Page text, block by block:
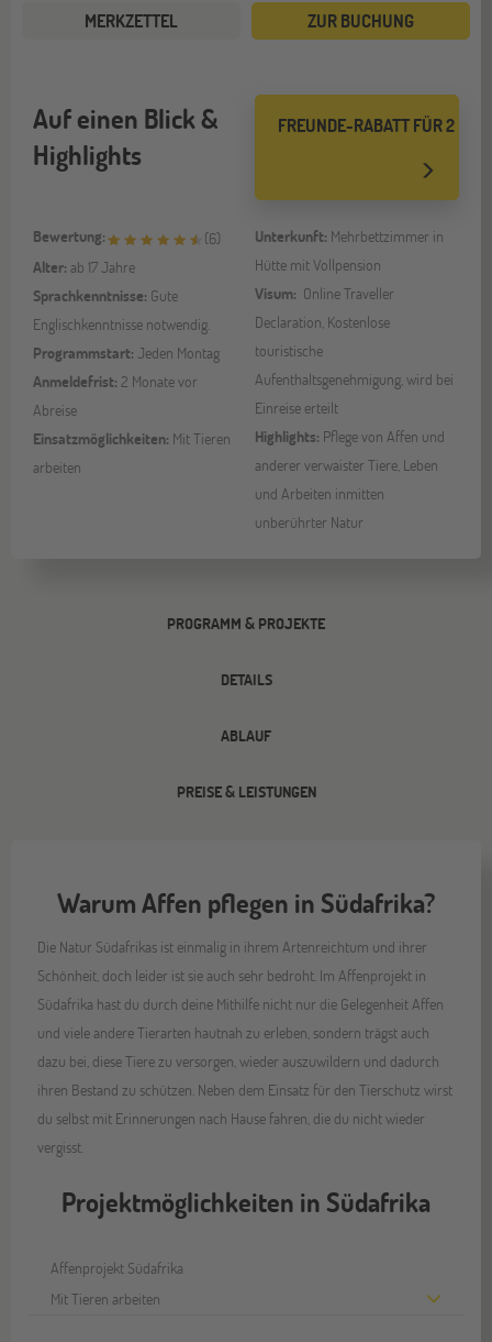
MERKZETTEL ZUR BUCHUNG
FREUNDE-RABATT FÜR 2
Auf einen Blick &
Highlights
Bewertung: (6)
Alter: ab 17 Jahre
Sprachkenntnisse: Gute
Englischkenntnisse notwendig.
Programmstart: Jeden Montag
Anmeldefrist: 2 Monate vor
Abreise
Einsatzmöglichkeiten: Mit Tieren
arbeiten
Unterkunft: Mehrbettzimmer in
Hütte mit Vollpension
Visum: Online Traveller
Declaration, Kostenlose
touristische
Aufenthaltsgenehmigung, wird bei
Einreise erteilt
Highlights: Pflege von Affen und
anderer verwaister Tiere, Leben
und Arbeiten inmitten
unberührter Natur
PROGRAMM & PROJEKTE
DETAILS
ABLAUF
PREISE & LEISTUNGEN
Warum Affen pflegen in Südafrika?
Die Natur Südafrikas ist einmalig in ihrem Artenreichtum und ihrer
Schönheit, doch leider ist sie auch sehr bedroht. Im Affenprojekt in
Südafrika hast du durch deine Mithilfe nicht nur die Gelegenheit Affen
und viele andere Tierarten hautnah zu erleben, sondern trägst auch
dazu bei, diese Tiere zu versorgen, wieder auszuwildern und dadurch
ihren Bestand zu schützen. Neben dem Einsatz für den Tierschutz wirst
du selbst mit Erinnerungen nach Hause fahren, die du nicht wieder
vergisst.
Projektmöglichkeiten in Südafrika
Affenprojekt Südafrika
Mit Tieren arbeiten